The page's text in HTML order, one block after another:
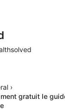
›
gratuit le